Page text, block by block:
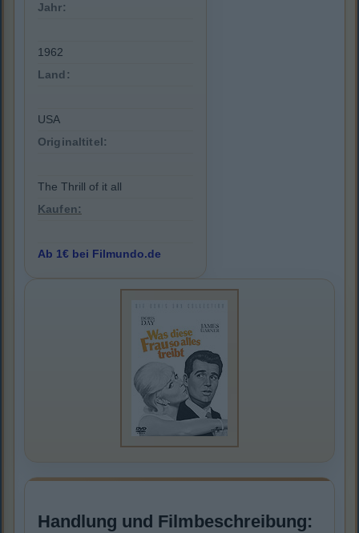
Jahr:
1962
Land:
USA
Originaltitel:
The Thrill of it all
Kaufen:
Ab 1€ bei Filmundo.de
Handlung und Filmbeschreibung: